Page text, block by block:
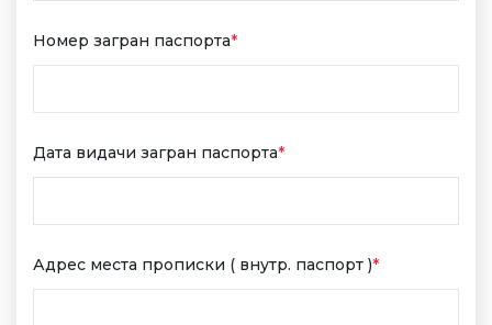
Номер загран паспорта*
Дата видачи загран паспорта*
Адрес места прописки ( внутр. паспорт )*